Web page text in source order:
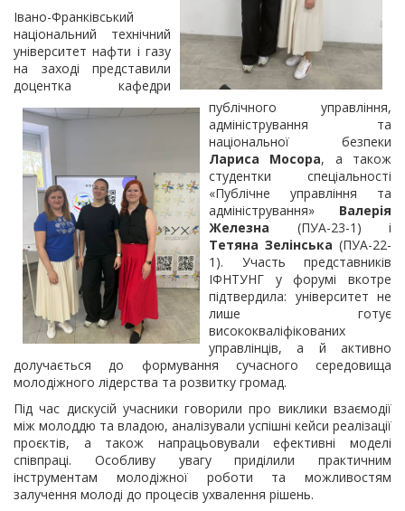
Івано-Франківський
національний технічний
університет нафти і газу
на заході представили
доцентка кафедри
публічного управління,
адміністрування та
національної безпеки
Лариса Мосора, а також
студентки спеціальності
«Публічне управління та
адміністрування» Валерія
Железна (ПУА-23-1) і
Тетяна Зелінська (ПУА-22-
1). Участь представників
ІФНТУНГ у форумі вкотре
підтвердила: університет не
лише готує
висококваліфікованих
управлінців, а й активно
долучається до формування сучасного середовища
молодіжного лідерства та розвитку громад.
Під час дискусій учасники говорили про виклики взаємодії
між молоддю та владою, аналізували успішні кейси реалізації
проєктів, а також напрацьовували ефективні моделі
співпраці. Особливу увагу приділили практичним
інструментам молодіжної роботи та можливостям
залучення молоді до процесів ухвалення рішень.